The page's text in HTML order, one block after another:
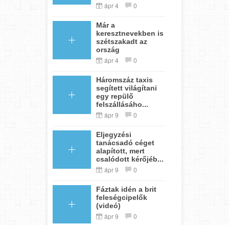
ápr 4 0
Már a
keresztnevekben is
szétszakadt az
ország
ápr 4 0
Háromszáz taxis
segített világítani
egy repülő
felszállásáho...
ápr 9 0
Eljegyzési
tanácsadó céget
alapított, mert
csalódott kérőjéb...
ápr 9 0
Fáztak idén a brit
feleségcipelők
(videó)
ápr 9 0